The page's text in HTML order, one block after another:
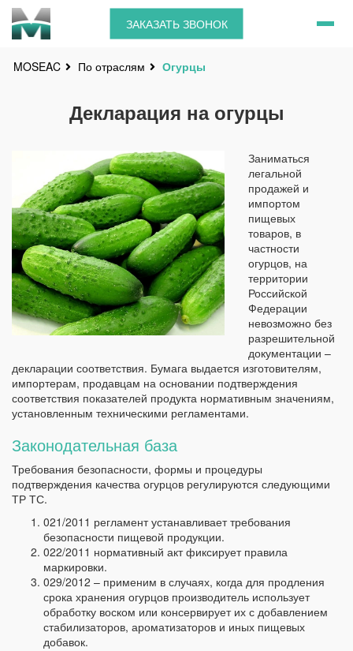
ЗАКАЗАТЬ ЗВОНОК
MOSEAC По отраслям Огурцы
Декларация на огурцы
Заниматься
легальной
продажей и
импортом
пищевых
товаров, в
частности
огурцов, на
территории
Российской
Федерации
невозможно без
разрешительной
документации –
декларации соответствия. Бумага выдается изготовителям,
импортерам, продавцам на основании подтверждения
соответствия показателей продукта нормативным значениям,
установленным техническими регламентами.
Законодательная база
Требования безопасности, формы и процедуры
подтверждения качества огурцов регулируются следующими
ТР ТС.
021/2011 регламент устанавливает требования
безопасности пищевой продукции.
022/2011 нормативный акт фиксирует правила
маркировки.
029/2012 – применим в случаях, когда для продления
срока хранения огурцов производитель использует
обработку воском или консервирует их с добавлением
стабилизаторов, ароматизаторов и иных пищевых
добавок.